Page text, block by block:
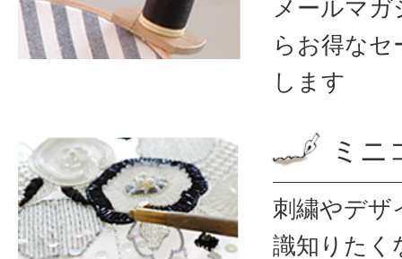
メールマ
ら お得なセ
します
ミニ
刺繍やデザ
識知りたく